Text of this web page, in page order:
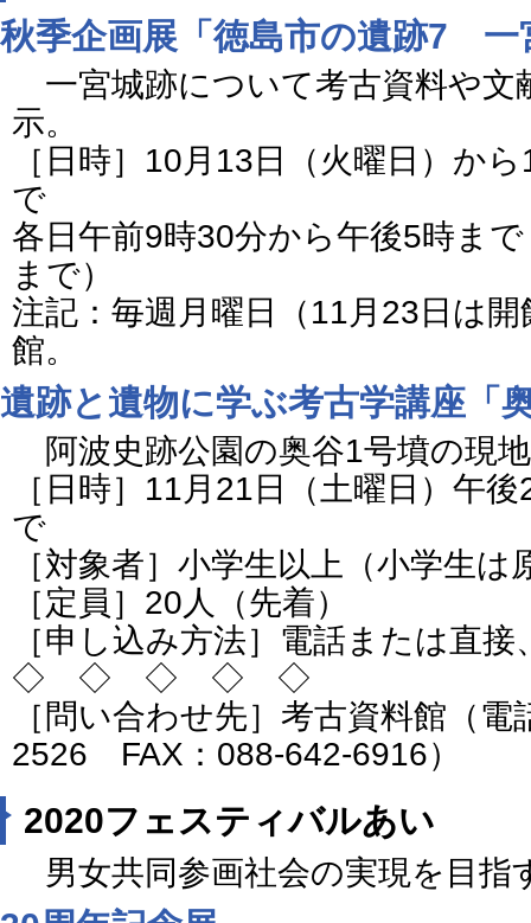
秋季企画展「徳島市の遺跡7 一
一宮城跡について考古資料や文
示。
［日時］10月13日（火曜日）か
で
各日午前9時30分から午後5時ま
まで）
注記：毎週月曜日（11月23日は
館。
遺跡と遺物に学ぶ考古学講座「
阿波史跡公園の奥谷1号墳の現
［日時］11月21日（土曜日）午
で
［対象者］小学生以上（小学生は
［定員］20人（先着）
［申し込み方法］電話または直
◇ ◇ ◇ ◇ ◇
［問い合わせ先］考古資料館（
2526 FAX：088-642-6916）
2020フェスティバルあい
男女共同参画社会の実現を目指